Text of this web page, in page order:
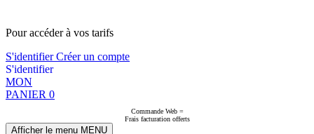
Pour accéder à vos tarifs
S'identifierCréer un compte
S'identifier
MON
PANIER 0
Commande Web =
Frais facturation offerts
Afficher le menu MENU